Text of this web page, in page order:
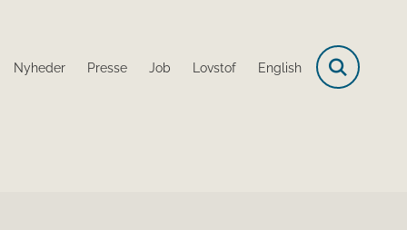
Nyheder Presse Job Lovstof English